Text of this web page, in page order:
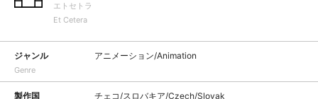
エトセトラ
Et Cetera
ジャンル
Genre
アニメーション/Animation
製作国 チェコ/スロバキア/Czech/Slovak